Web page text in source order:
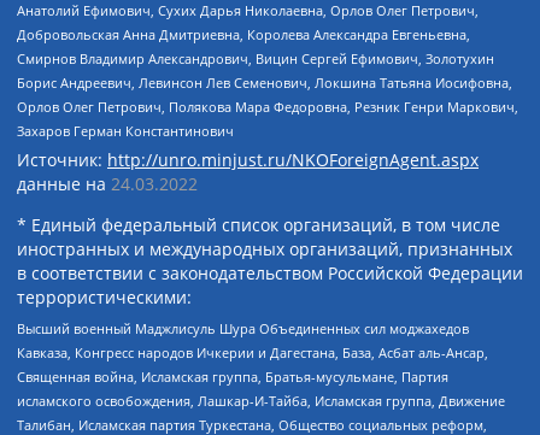
Анатолий Ефимович, Сухих Дарья Николаевна, Орлов Олег Петрович,
Добровольская Анна Дмитриевна, Королева Александра Евгеньевна,
Смирнов Владимир Александрович, Вицин Сергей Ефимович, Золотухин
Борис Андреевич, Левинсон Лев Семенович, Локшина Татьяна Иосифовна,
Орлов Олег Петрович, Полякова Мара Федоровна, Резник Генри Маркович,
Захаров Герман Константинович
Источник: http://unro.minjust.ru/NKOForeignAgent.aspx
данные на 24.03.2022
* Единый федеральный список организаций, в том числе
иностранных и международных организаций, признанных
в соответствии с законодательством Российской Федерации
террористическими:
Высший военный Маджлисуль Шура Объединенных сил моджахедов
Кавказа, Конгресс народов Ичкерии и Дагестана, База, Асбат аль-Ансар,
Священная война, Исламская группа, Братья-мусульмане, Партия
исламского освобождения, Лашкар-И-Тайба, Исламская группа, Движение
Талибан, Исламская партия Туркестана, Общество социальных реформ,